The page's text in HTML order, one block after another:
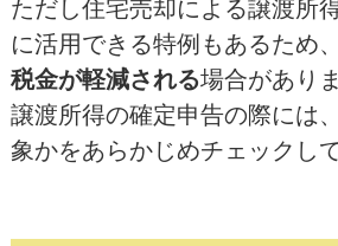
ただし住宅売却による譲渡所
に活用できる特例もあるため
税金が軽減される場合があり
譲渡所得の確定申告の際には
象かをあらかじめチェックし